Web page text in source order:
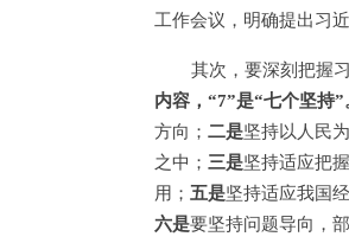
工作会议，明确提出习
其次，要深刻把握
内容，“7”是“七个坚持
方向； 二是坚持以人民
之中； 三是坚持适应把
用； 五是坚持适应我国
六是要坚持问题导向，